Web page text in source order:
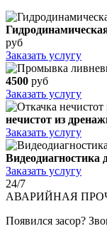
руб
Заказать услугу
4500 руб
Заказать услугу
нечистот из
Заказать услугу
Видеодиагностика
Заказать услугу
24/7
АВАРИЙНАЯ
Появился засор?